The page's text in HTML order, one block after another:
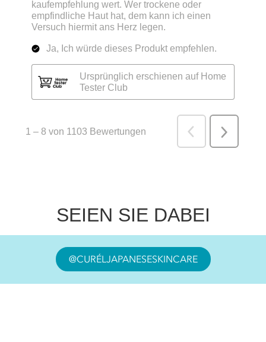
SEIEN SIE DABEI
@CURÉLJAPANESESKINCARE